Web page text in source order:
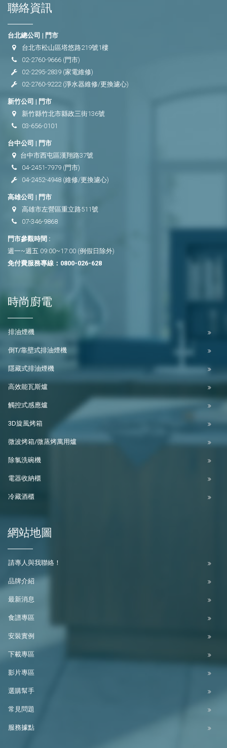
聯絡資訊
台北總公司 | 門市
台北市松山區塔悠路219號1樓
02-2760-9666 (門市)
02-2295-2839 (家電維修)
02-2760-9222 (淨水器維修/更換濾心)
新竹公司 | 門市
新竹縣竹北市縣政三街136號
03-656-0101
台中公司 | 門市
台中市西屯區漢翔路37號
04-2451-7979 (門市)
04-2452-4948 (維修/更換濾心)
高雄公司 | 門市
高雄市左營區重立路511號
07-346-9868
門市參觀時間 :
週一~週五 09:00~17:00 (例假日除外)
免付費服務專線： 0800-026-628
時尚廚電
排油煙機
倒T/靠壁式排油煙機
隱藏式排油煙機
高效能瓦斯爐
觸控式感應爐
3D旋風烤箱
微波烤箱/微蒸烤萬用爐
除氯洗碗機
電器收納櫃
冷藏酒櫃
網站地圖
請專人與我聯絡！
品牌介紹
最新消息
食譜專區
安裝實例
下載專區
影片專區
選購幫手
常見問題
服務據點